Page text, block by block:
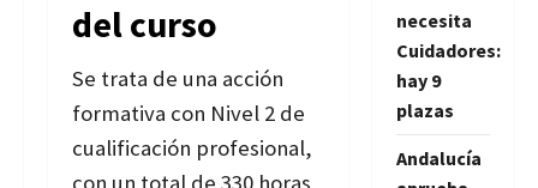
del curso
Se trata de una acción
formativa con Nivel 2 de
cualificación profesional,
con un total de 330 horas
necesita
Cuidadores:
hay 9
plazas
Andalucía